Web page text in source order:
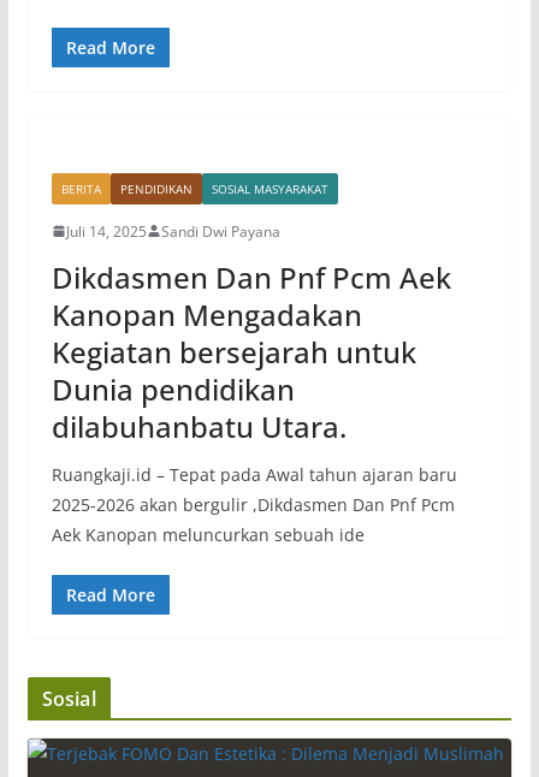
Read More
BERITA PENDIDIKAN SOSIAL MASYARAKAT
Juli 14, 2025 Sandi Dwi Payana
Dikdasmen Dan Pnf Pcm Aek
Kanopan Mengadakan
Kegiatan bersejarah untuk
Dunia pendidikan
dilabuhanbatu Utara.
Ruangkaji.id – Tepat pada Awal tahun ajaran baru
2025-2026 akan bergulir ,Dikdasmen Dan Pnf Pcm
Aek Kanopan meluncurkan sebuah ide
Read More
Sosial